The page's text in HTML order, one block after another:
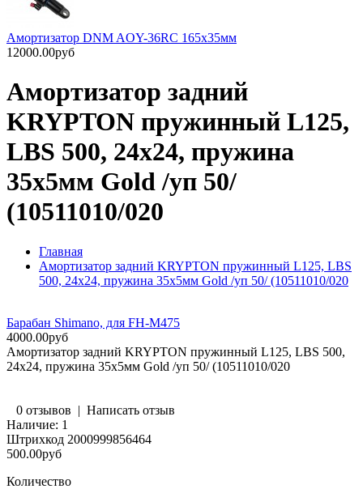
Амортизатор DNM AOY-36RC 165х35мм
12000.00руб
Амортизатор задний
KRYPTON пружинный L125,
LBS 500, 24х24, пружина
35х5мм Gold /уп 50/
(10511010/020
Главная
Амортизатор задний KRYPTON пружинный L125, LBS
500, 24х24, пружина 35х5мм Gold /уп 50/ (10511010/020
Барабан Shimano, для FH-M475
4000.00руб
Амортизатор задний KRYPTON пружинный L125, LBS 500,
24х24, пружина 35х5мм Gold /уп 50/ (10511010/020
0 отзывов | Написать отзыв
Наличие: 1
Штрихкод 2000999856464
500.00руб
Количество